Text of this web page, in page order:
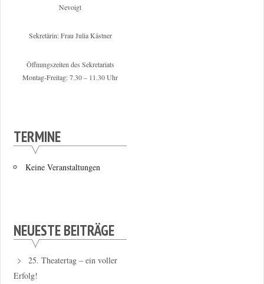
Nevoigt
Sekretärin: Frau Julia Kästner
Öffnungszeiten des Sekretariats
Montag-Freitag: 7.30 – 11.30 Uhr
TERMINE
Keine Veranstaltungen
NEUESTE BEITRÄGE
25. Theatertag – ein voller
Erfolg!